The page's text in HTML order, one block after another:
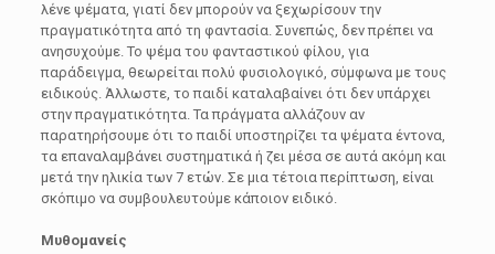
λένε ψέματα, γιατί δεν μπορούν να ξεχωρίσουν την
πραγματικότητα από τη φαντασία. Συνεπώς, δεν πρέπει να
ανησυχούμε. Το ψέμα του φανταστικού φίλου, για
παράδειγμα, θεωρείται πολύ φυσιολογικό, σύμφωνα με τους
ειδικούς. Άλλωστε, το παιδί καταλαβαίνει ότι δεν υπάρχει
στην πραγματικότητα. Τα πράγματα αλλάζουν αν
παρατηρήσουμε ότι το παιδί υποστηρίζει τα ψέματα έντονα,
τα επαναλαμβάνει συστηματικά ή ζει μέσα σε αυτά ακόμη και
μετά την ηλικία των 7 ετών. Σε μια τέτοια περίπτωση, είναι
σκόπιμο να συμβουλευτούμε κάποιον ειδικό.
Μυθομανείς